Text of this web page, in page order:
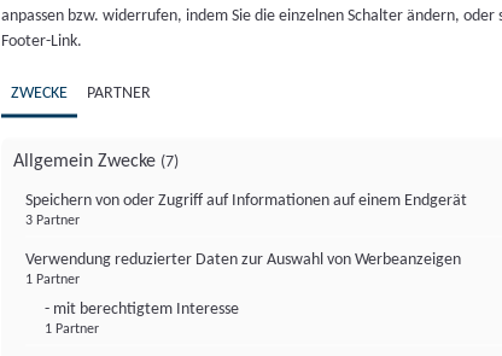
anpassen bzw. widerrufen, indem Sie die einzelnen Schalter ändern,
Footer-Link.
ZWECKE PARTNER
Allgemein Zwecke (7)
Speichern von oder Zugriff auf Informationen auf einem Endgerät
3 Partner
Verwendung reduzierter Daten zur Auswahl von Werbeanzeigen
1 Partner
- mit berechtigtem Interesse
1 Partner